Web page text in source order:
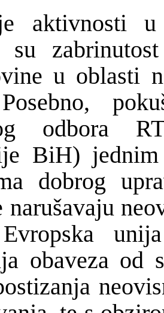
aktivnosti
su
u oblasti
odbora
BiH)
dobrog
obaveza od